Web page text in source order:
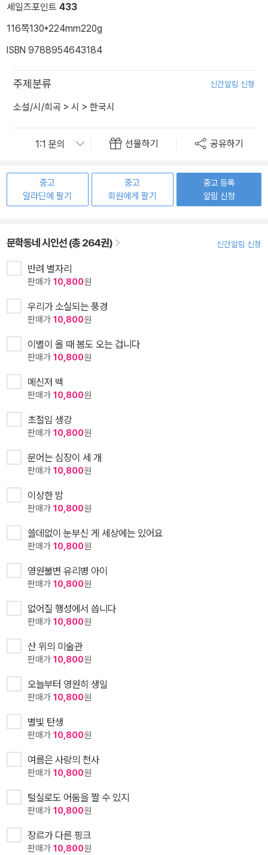
세일즈포인트 433
116쪽130*224mm220g
ISBN 9788954643184
주제분류 신간알림 신청
소설/시/희곡 > 시 > 한국시
선물하기 공유하기
중고
알라딘에 팔기
중고
회원에게 팔기
중고 등록
알림 신청
문학동네 시인선 (총 264권) 신간알림 신청
반려 별자리
판매가 10,800원
우리가 소실되는 풍경
판매가 10,800원
이별이 올 때 봄도 오는 겁니다
판매가 10,800원
메신저 백
판매가 10,800원
초절임 생강
판매가 10,800원
문어는 심장이 세 개
판매가 10,800원
이상한 밤
판매가 10,800원
쓸데없이 눈부신 게 세상에는 있어요
판매가 10,800원
영원불변 유리병 아이
판매가 10,800원
없어질 행성에서 씁니다
판매가 10,800원
산 위의 미술관
판매가 10,800원
오늘부터 영원히 생일
판매가 10,800원
별빛 탄생
판매가 10,800원
여름은 사랑의 천사
판매가 10,800원
털실로도 어둠을 짤 수 있지
판매가 10,800원
장르가 다른 핑크
판매가 10,800원